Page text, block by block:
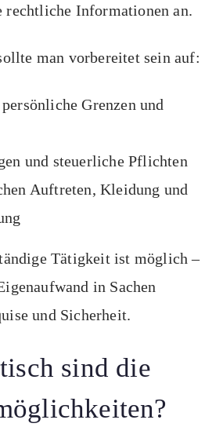
rechtliche Informationen an.
man vorbereitet sein auf:
Grenzen und
und steuerliche Pflichten
Auftreten, Kleidung und
Tätigkeit ist möglich –
in Sachen
und Sicherheit.
sind die